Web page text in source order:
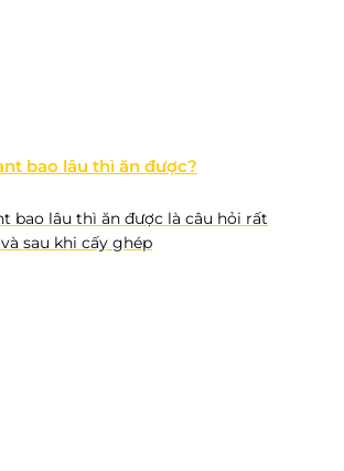
bao lâu thì ăn được?
bao lâu thì ăn được là câu hỏi rất
sau khi cấy ghép